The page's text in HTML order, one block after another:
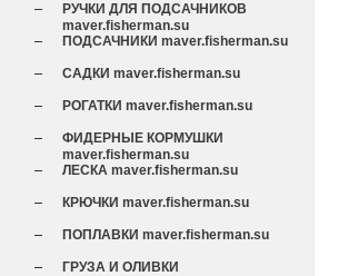
РУЧКИ ДЛЯ ПОДСАЧНИКОВ
ПОДСАЧНИКИ maver.fisherman.su
САДКИ maver.fisherman.su
РОГАТКИ maver.fisherman.su
ФИДЕРНЫЕ КОРМУШКИ
ЛЕСКА maver.fisherman.su
КРЮЧКИ maver.fisherman.su
ПОПЛАВКИ maver.fisherman.su
ГРУЗА И ОЛИВКИ